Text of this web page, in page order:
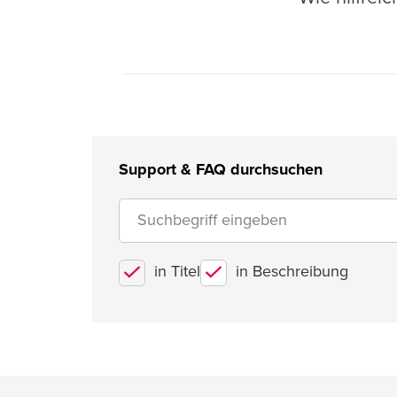
Support & FAQ durchsuchen
in Titel in Beschreibung